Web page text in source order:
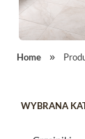
Home
WYBRANA